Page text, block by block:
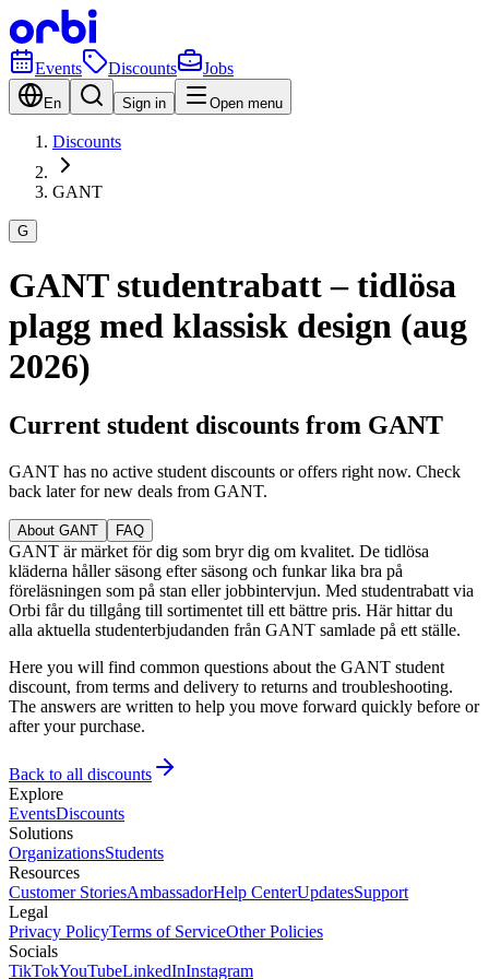
Events Discounts Jobs
En Sign in Open menu
Discounts
GANT
G
GANT studentrabatt – tidlösa
plagg med klassisk design (aug
2026)
Current student discounts from GANT
GANT has no active student discounts or offers right now. Check
back later for new deals from GANT.
About GANT FAQ
GANT är märket för dig som bryr dig om kvalitet. De tidlösa
kläderna håller säsong efter säsong och funkar lika bra på
föreläsningen som på stan eller jobbintervjun. Med studentrabatt via
Orbi får du tillgång till sortimentet till ett bättre pris. Här hittar du
alla aktuella studenterbjudanden från GANT samlade på ett ställe.
Here you will find common questions about the GANT student
discount, from terms and delivery to returns and troubleshooting.
The answers are written to help you move forward quickly before or
after your purchase.
Back to all discounts
Explore
EventsDiscounts
Solutions
OrganizationsStudents
Resources
Customer StoriesAmbassadorHelp CenterUpdatesSupport
Legal
Privacy PolicyTerms of ServiceOther Policies
Socials
TikTokYouTubeLinkedInInstagram